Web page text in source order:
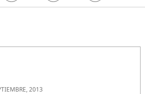
2013